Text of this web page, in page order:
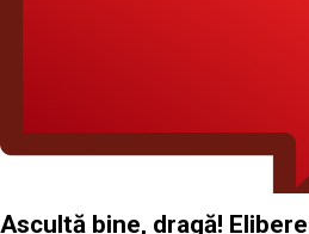
Ascultă bine, dragă!